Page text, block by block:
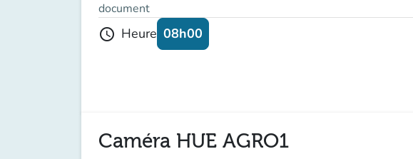
document
schedule Heure 08h00
Caméra HUE AGRO1